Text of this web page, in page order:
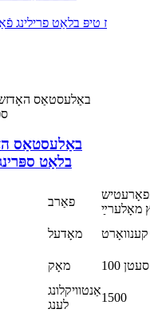
ז טיפּ בלאַט פרילינג
באַלעסטאַס
בלאַט
פאַרב
מאָלערײַ
מאָדעל
מאָק
100 סעטן
אַנטוויקלונג
לענג
1500